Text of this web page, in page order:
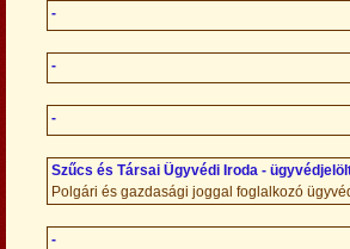
-
-
-
Szűcs és Társai Ügyvédi Iroda -
Polgári és gazdasági joggal foglalkozó
-